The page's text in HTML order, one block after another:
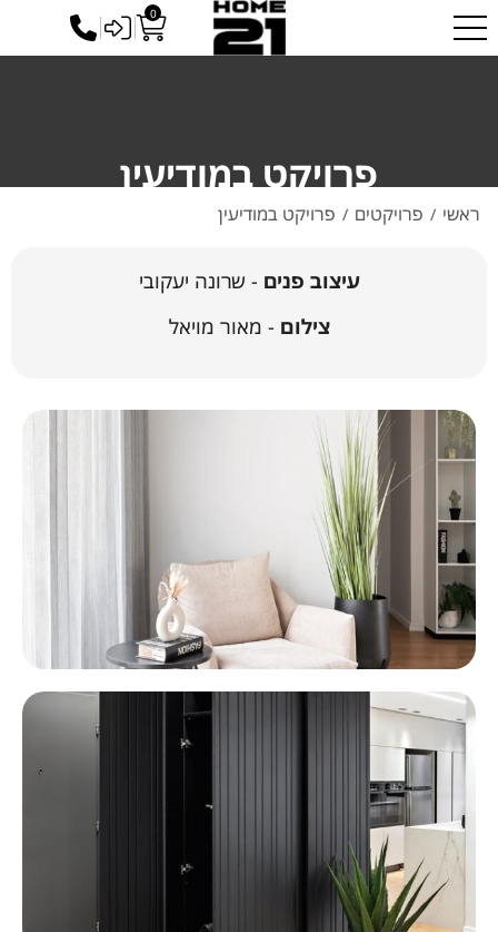
ייתכנו עיכובים בזמני האספקה עקב המצב הביטחוני המשתנה. אנו
עושים את מירב המאמצים לספק לכם את הזמנתכם בהקדם.
0
כניסה
פרויקט במודיעין
ראשי / פרויקטים / פרויקט במודיעין
עיצוב פנים - שרונה יעקובי
צילום - מאור מויאל